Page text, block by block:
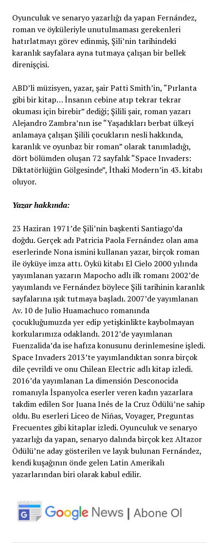
Oyunculuk ve senaryo yazarlığı da yapan Fernández,
roman ve öyküleriyle unutulmaması gerekenleri
hatırlatmayı görev edinmiş, Şili’nin tarihindeki
karanlık sayfalara ayna tutmaya çalışan bir bellek
direnişçisi.
ABD’li müzisyen, yazar, şair Patti Smith’in, “Pırlanta
gibi bir kitap… İnsanın cebine atıp tekrar tekrar
okuması için birebir” dediği; Şilili şair, roman yazarı
Alejandro Zambra’nın ise “Yaşadıkları berbat ülkeyi
anlamaya çalışan Şilili çocukların nesli hakkında,
karanlık ve oyunbaz bir roman” olarak tanımladığı,
dört bölümden oluşan 72 sayfalık “Space Invaders:
Diktatörlüğün Gölgesinde”, İthaki Modern’in 43. kitabı
oluyor.
Yazar hakkında:
23 Haziran 1971’de Şili’nin başkenti Santiago’da
doğdu. Gerçek adı Patricia Paola Fernández olan ama
eserlerinde Nona ismini kullanan yazar, birçok roman
ile öyküye imza attı. Öykü kitabı El Cielo 2000 yılında
yayımlanan yazarın Mapocho adlı ilk romanı 2002’de
yayımlandı ve Fernández böylece Şili tarihinin karanlık
sayfalarına ışık tutmaya başladı. 2007’de yayımlanan
Av. 10 de Julio Huamachuco romanında
çocukluğumuzda yer edip yetişkinlikte kaybolmayan
korkularımıza odaklandı. 2012’de yayımlanan
Fuenzalida’da ise hafıza konusunu derinlemesine işledi.
Space Invaders 2013’te yayımlandıktan sonra birçok
dile çevrildi ve onu Chilean Electric adlı kitap izledi.
2016’da yayımlanan La dimensión Desconocida
romanıyla İspanyolca eserler veren kadın yazarlara
takdim edilen Sor Juana Inés de la Cruz Ödülü’ne sahip
oldu. Bu eserleri Liceo de Niñas, Voyager, Preguntas
Frecuentes gibi kitaplar izledi. Oyunculuk ve senaryo
yazarlığı da yapan, senaryo dalında birçok kez Altazor
Ödülü’ne aday gösterilen ve layık bulunan Fernández,
kendi kuşağının önde gelen Latin Amerikalı
yazarlarından biri olarak kabul edilir.